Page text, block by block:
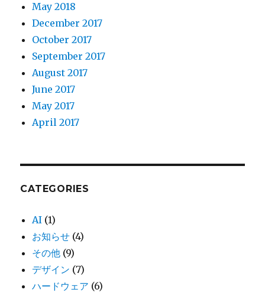
May 2018
December 2017
October 2017
September 2017
August 2017
June 2017
May 2017
April 2017
CATEGORIES
AI (1)
お知らせ (4)
その他 (9)
デザイン (7)
ハードウェア (6)